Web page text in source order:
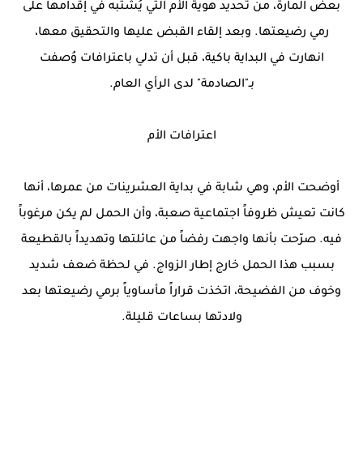
بعض المارة، من تحديد هوية الأم التي يُشتبه في إقدامها على
رمي رضيعتها. وبعد إلقاء القبض عليها والتحقيق معها،
انهارت في البداية باكية، قبل أن تدلي باعترافات وُصفت
بـ"الصادمة" لدى الرأي العام.
اعترافات الأم
أوضحت الأم، وهي شابة في بداية العشرينات من عمرها، أنها
كانت تعيش ظروفاً اجتماعية صعبة، وأن الحمل لم يكن مرغوباً
فيه. صرّحت بأنها واجهت رفضاً من عائلتها وتهديداً بالقطيعة
بسبب هذا الحمل خارج إطار الزواج. في لحظة ضعف شديد
وخوف من الفضيحة، اتخذت قراراً مأساوياً برمي رضيعتها بعد
ولادتها بساعات قليلة.